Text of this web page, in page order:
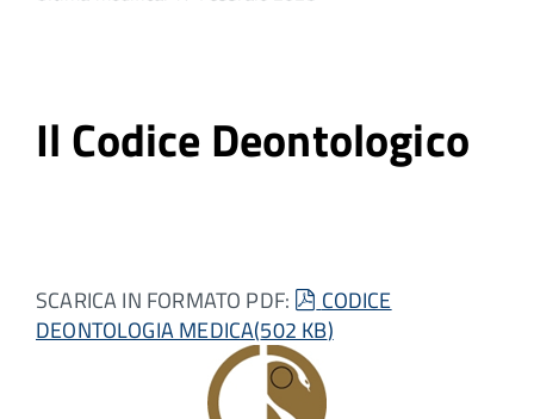
Il Codice Deontologico
SCARICA IN FORMATO PDF: pdf
CODICE
DEONTOLOGIA MEDICA(502 KB)